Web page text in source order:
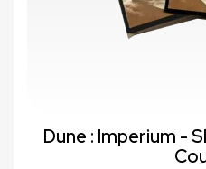
Dune : Imperium -